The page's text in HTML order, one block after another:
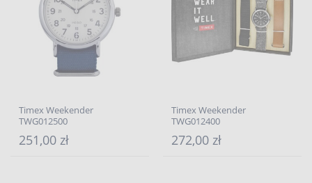
Timex Weekender
TWG012500
251,00 zł
Timex Weekender
TWG012400
272,00 zł